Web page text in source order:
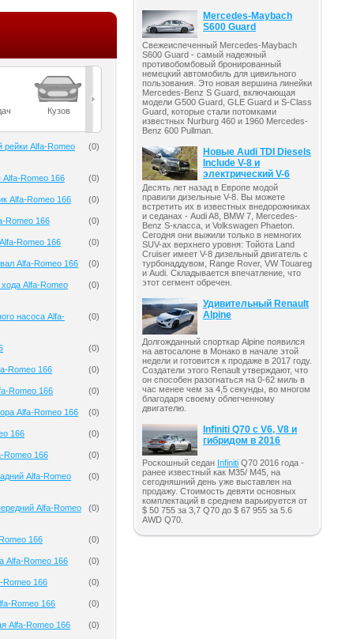
Кузов Масла Мост
рейки Alfa-Romeo
(0)
Alfa-Romeo 166 (0)
Alfa-Romeo 166 (0)
Romeo 166 (0)
Romeo 166 (0)
Alfa-Romeo 166 (0)
хода Alfa-Romeo
(0)
насоса Alfa-
(0)
(0)
Romeo 166 (0)
Romeo 166 (0)
Alfa-Romeo 166 (0)
166 (0)
Romeo 166 (0)
Alfa-Romeo
(0)
Alfa-Romeo
(0)
166 (0)
Alfa-Romeo 166 (0)
Romeo 166 (0)
Romeo 166 (0)
Alfa-Romeo 166 (0)
Mercedes-Maybach
S600 Guard
Свежеиспеченный Mercedes-Maybach
S600 Guard - самый надежный
противобомбовый бронированный
немецкий автомобиль для цивильного
пользования. Это новая вершина линейки
Mercedes-Benz S Guard, включающая
модели G500 Guard, GLE Guard и S-Class
Guard, которые стали потомками
известных Nurburg 460 и 1960 Mercedes-
Benz 600 Pullman.
Новые Audi TDI Diesels
Include V-8 и
электрический V-6
Десять лет назад в Европе модой
правили дизельные V-8. Вы можете
встретить их в известных внедорожниках
и седанах - Audi A8, BMW 7, Mercedes-
Benz S-класса, и Volkswagen Phaeton.
Сегодня они выжили только в немногих
SUV-ах верхнего уровня: Тойота Land
Cruiser имеет V-8 дизельный двигатель с
турбонаддувом, Range Rover, VW Touareg
и Audi. Складывается впечатление, что
этот сегмент обречен.
Удивительный Renault
Alpine
Долгожданный спорткар Alpine появился
на автосалоне в Монако в начале этой
недели и готовится к продаже в 2017 году.
Создатели этого Renault утверждают, что
он способен разогнаться на 0-62 миль в
час менее чем за 4,5 секунды, во многом
благодаря своему облегченному
двигателю.
Infiniti Q70 с V6, V8 и
гибридом в 2016
Роскошный седан Infiniti Q70 2016 года -
ранее известный как M35/ M45, на
сегодняшний день уже выставлен на
продажу. Стоимость девяти основных
комплектаций в среднем варьируется от
$ 50 755 за 3,7 Q70 до $ 67 955 за 5.6
AWD Q70.